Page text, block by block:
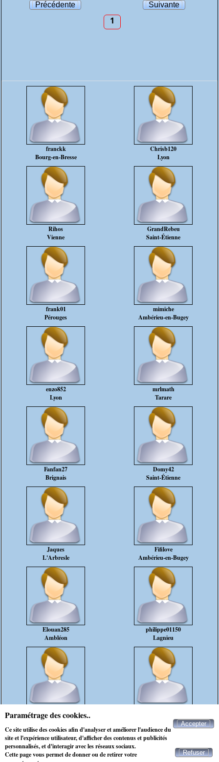
Paramétrage des cookies..
Ce site utilise des cookies afin d'analyser et améliorer l'audience du
site et l'expérience utilisateur, d'afficher des contenus et publicités
personnalisés, et d'interagir avec les réseaux sociaux.
Cette page vous permet de donner ou de retirer votre
Accepter
Refuser
Précédente Suivante
1
franckk
Bourg-en-Bresse
Chrisb120
Lyon
Rihos
Vienne
GrandRebeu
Saint-Étienne
frank01
Pérouges
mimiche
Ambérieu-en-Bugey
enzo852
Lyon
mrlmath
Tarare
Fanfan27
Brignais
Domy42
Saint-Étienne
Jaques
L'Arbresle
Fifilove
Ambérieu-en-Bugey
Elouan285
Ambléon
philippe01150
Lagnieu
Lyon
rencontre marié lyon--9e--arrondissement
Contacter Maxichat